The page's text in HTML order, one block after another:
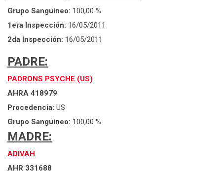
Grupo Sanguineo: 100,00 %
1era Inspección: 16/05/2011
2da Inspección: 16/05/2011
PADRE:
PADRONS PSYCHE (US)
AHRA 418979
Procedencia: US
Grupo Sanguineo: 100,00 %
MADRE:
ADIVAH
AHR 331688